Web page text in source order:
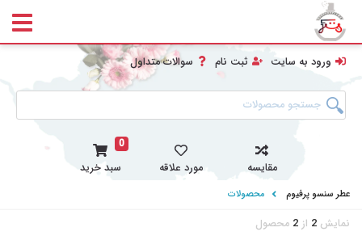
ورود به سایت ثبت نام سوالات متداول
مقایسه مورد علاقه
0
سبد خرید
عطر سنسو پرفیوم محصولات
نمایش 2 از 2 محصول